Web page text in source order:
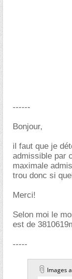
------
Bonjour,
il faut que je
admissible par
maximale
trou donc si
Merci!
Selon moi le
est de
-----
Images